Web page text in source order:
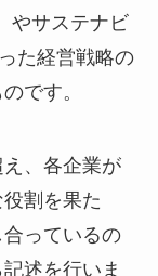
やサステナビ
た経営戦略の
です。
、各企業が
割を果た
っているの
述を行いま